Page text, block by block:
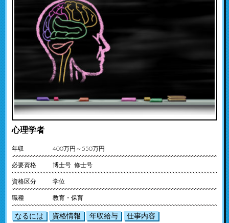
心理学者
年収 400万円～550万円
必要資格 博士号 修士号
資格区分 学位
職種 教育・保育
なるには 資格情報 年収給与 仕事内容